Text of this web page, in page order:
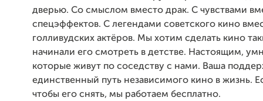
дверью. Со смыслом вместо драк. С чувствами
спецэффектов. С легендами советского кино
голливудских актёров. Мы хотим сделать кино
начинали его смотреть в детстве. Настоящим,
которые живут по соседству с нами. Ваша
единственный путь независимого кино в жизнь.
чтобы его снять, мы работаем бесплатно.